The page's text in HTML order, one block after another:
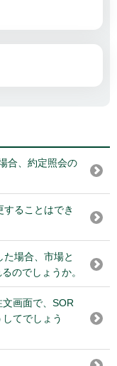
合、約定照会の
ることはでき
場合、市場と
のでしょうか。
画面で、SOR
てでしょう